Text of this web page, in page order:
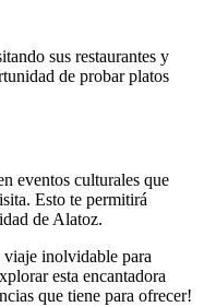
sus restaurantes y
de probar platos
eventos culturales que
Esto te permitirá
de Alatoz.
viaje inolvidable para
esta encantadora
que tiene para ofrecer!